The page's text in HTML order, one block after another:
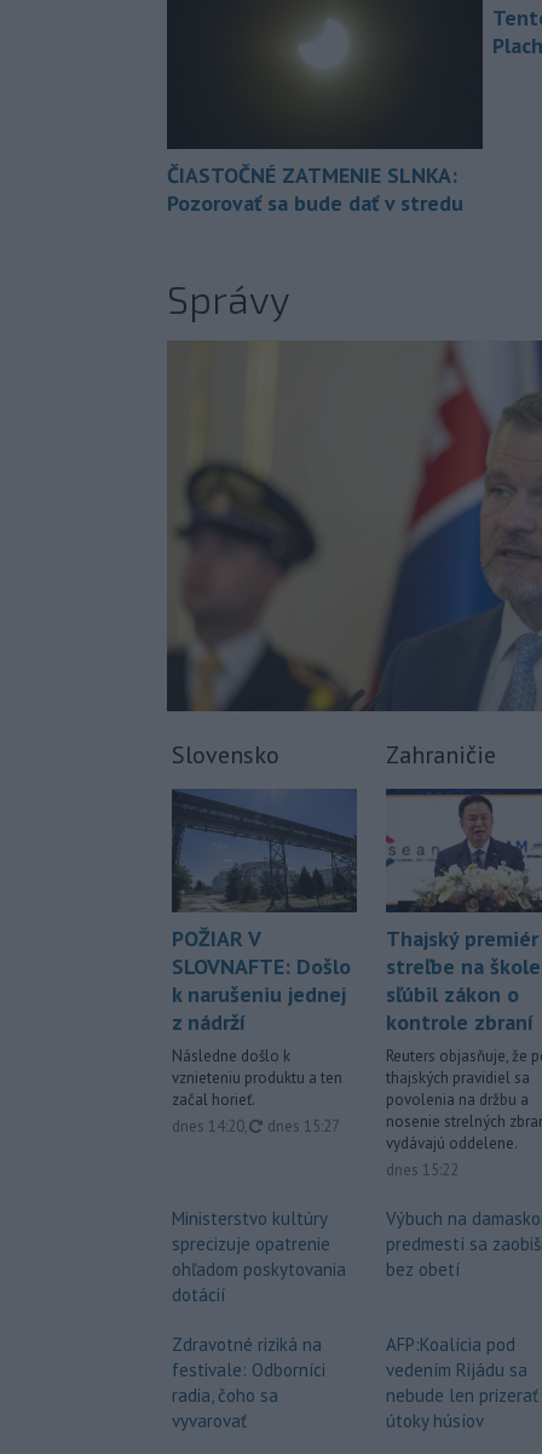
ČIASTOČNÉ ZATMENIE SLNKA:
Pozorovať sa bude dať v stredu
Správy
Slovensko
POŽIAR V
SLOVNAFTE: Došlo
k narušeniu jednej
z nádrží
Následne došlo k
vznieteniu produktu a ten
začal horieť.
dnes 14:20, aktualizované
dnes 15:27
Ministerstvo kultúry
sprecizuje opatrenie
ohľadom poskytovania
dotácií
Zdravotné riziká na
festivale: Odborníci
radia, čoho sa
vyvarovať
Zahraničie
Thajský
streľbe na škole
sľúbil zákon o
kontrole zbraní
Reuters objasňuje, že
thajských pravidiel sa
povolenia na držbu a
nosenie strelných
vydávajú oddelene.
dnes 15:22
Výbuch na
predmestí sa
bez obetí
AFP:Koalícia pod
vedením Rijádu sa
nebude len prizerať
útoky húsíov